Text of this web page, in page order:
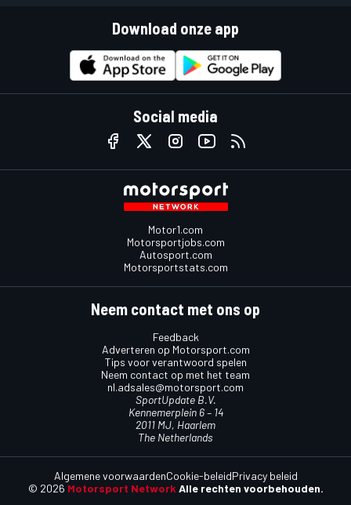
Download onze app
Social media
Motor1.com
Motorsportjobs.com
Autosport.com
Motorsportstats.com
Neem contact met ons op
Feedback
Adverteren op Motorsport.com
Tips voor verantwoord spelen
Neem contact op met het team
nl.adsales@motorsport.com
SportUpdate B.V.
Kennemerplein 6 – 14
2011 MJ, Haarlem
The Netherlands
© 2026 Motorsport Network Alle rechten voorbehouden.
Algemene voorwaardenCookie-beleidPrivacy beleid